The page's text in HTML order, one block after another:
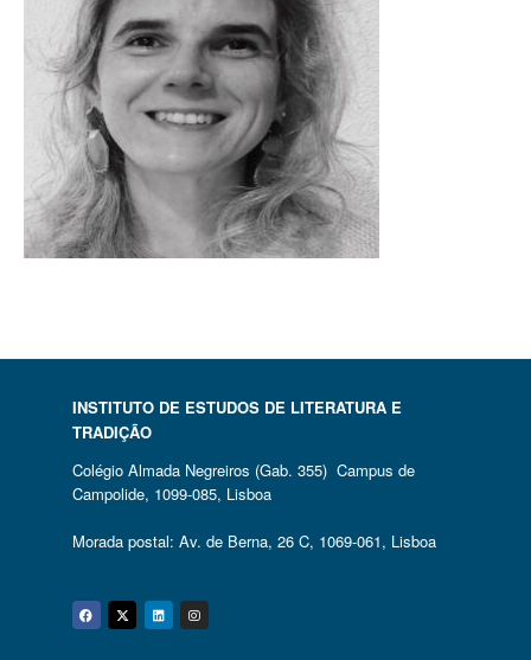
INSTITUTO DE ESTUDOS DE LITERATURA E
TRADIÇÃO
Colégio Almada Negreiros (Gab. 355) Campus de
Campolide, 1099-085, Lisboa
Morada postal: Av. de Berna, 26 C, 1069-061, Lisboa
Facebook
Twitter
Linkedin
Instagram